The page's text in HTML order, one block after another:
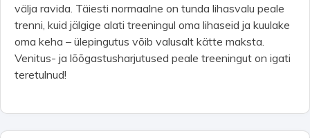
välja ravida. Täiesti normaalne on tunda lihasvalu peale
trenni, kuid jälgige alati treeningul oma lihaseid ja kuulake
oma keha – ülepingutus võib valusalt kätte maksta.
Venitus- ja lõõgastusharjutused peale treeningut on igati
teretulnud!